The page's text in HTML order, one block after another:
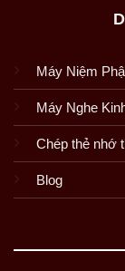
Máy Niệm
Máy Nghe
Chép thẻ nhớ
Blog